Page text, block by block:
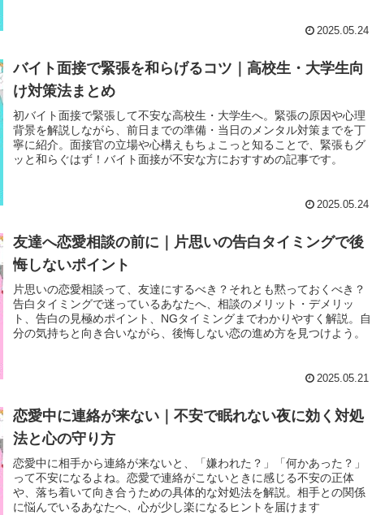
2025.05.24
バイト面接で緊張を和らげるコツ｜高校生・大学生向
け対策法まとめ
初バイト面接で緊張して不安な高校生・大学生へ。緊張の原因や心理
背景を解説しながら、前日までの準備・当日のメンタル対策までを丁
寧に紹介。面接官の立場や心構えもちょこっと知ることで、緊張もグ
ッと和らぐはず！バイト面接が不安な方におすすめの記事です。
2025.05.24
友達へ恋愛相談の前に｜片思いの告白タイミングで後
悔しないポイント
片思いの恋愛相談って、友達にするべき？それとも黙っておくべき？
告白タイミングで迷っているあなたへ、相談のメリット・デメリッ
ト、告白の見極めポイント、NGタイミングまでわかりやすく解説。自
分の気持ちと向き合いながら、後悔しない恋の進め方を見つけよう。
2025.05.21
恋愛中に連絡が来ない｜不安で眠れない夜に効く対処
法と心の守り方
恋愛中に相手から連絡が来ないと、「嫌われた？」「何かあった？」
って不安になるよね。恋愛で連絡がこないときに感じる不安の正体
や、落ち着いて向き合うための具体的な対処法を解説。相手との関係
に悩んでいるあなたへ、心が少し楽になるヒントを届けます